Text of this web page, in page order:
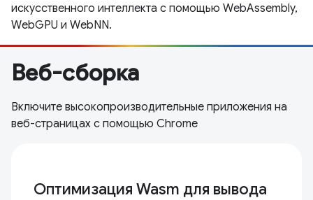
искусственного интеллекта с помощью WebAssembly,
WebGPU и WebNN.
Веб-сборка
Включите высокопроизводительные приложения на
веб-страницах с помощью Chrome
Оптимизация Wasm для вывода